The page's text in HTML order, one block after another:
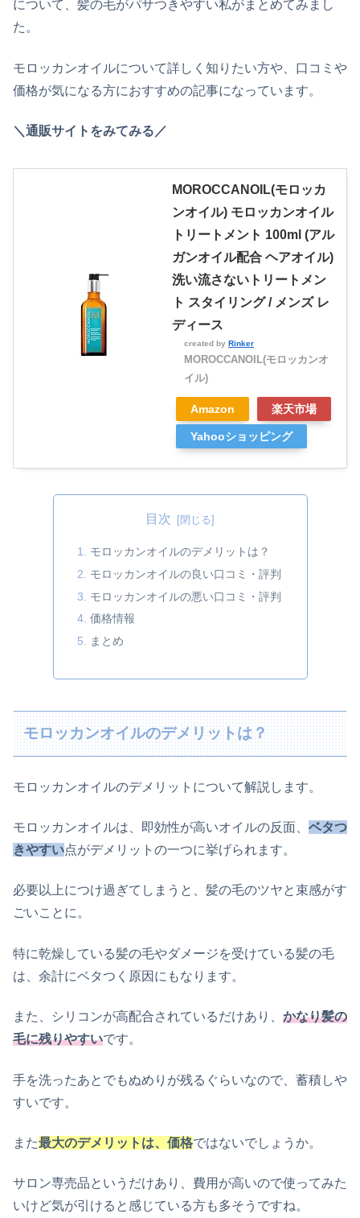
について、髪の毛がパサつきやすい私がまとめてみまし
た。
モロッカンオイルについて詳しく知りたい方や、口コミや
価格が気になる方におすすめの記事になっています。
＼通販サイトをみてみる／
MOROCCANOIL(モロッカ
ンオイル) モロッカンオイル
トリートメント 100ml (アル
ガンオイル配合 ヘアオイル)
洗い流さないトリートメン
ト スタイリング / メンズ レ
ディース
created by Rinker
MOROCCANOIL(モロッカンオ
イル)
Amazon 楽天市場
Yahooショッピング
目次
モロッカンオイルのデメリットは？
モロッカンオイルの良い口コミ・評判
モロッカンオイルの悪い口コミ・評判
価格情報
まとめ
モロッカンオイルのデメリットは？
モロッカンオイルのデメリットについて解説します。
モロッカンオイルは、即効性が高いオイルの反面、 ベタつ
きやすい点がデメリットの一つに挙げられます。
必要以上につけ過ぎてしまうと、髪の毛のツヤと束感がす
ごいことに。
特に乾燥している髪の毛やダメージを受けている髪の毛
は、余計にベタつく原因にもなります。
また、シリコンが高配合されているだけあり、 かなり髪の
毛に残りやすいです。
手を洗ったあとでもぬめりが残るぐらいなので、蓄積しや
すいです。
また最大のデメリットは、価格ではないでしょうか。
サロン専売品というだけあり、費用が高いので使ってみた
いけど気が引けると感じている方も多そうですね。